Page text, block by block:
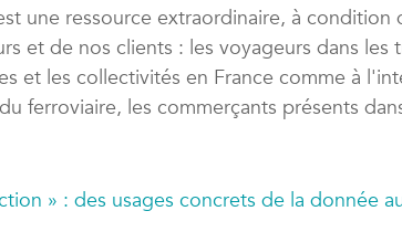
une ressource extraordinaire, à condition
et de nos clients : les voyageurs dans les
et les collectivités en France comme à
ferroviaire, les commerçants présents
» : des usages concrets de la donnée